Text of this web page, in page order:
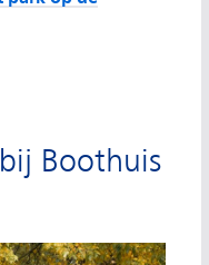
Boothuis